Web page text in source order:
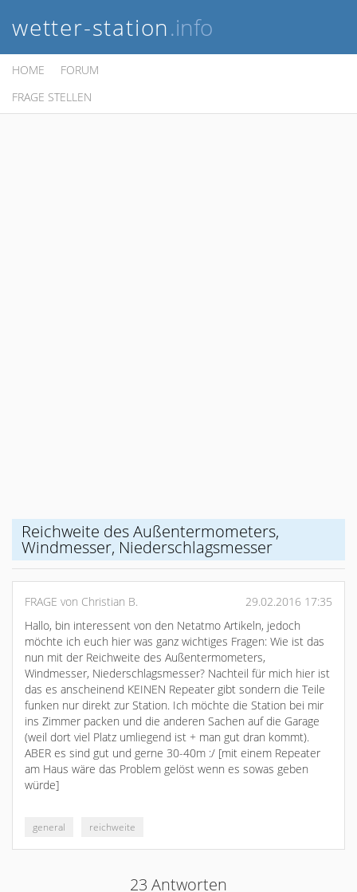
wetter-station.info
HOME
FORUM
FRAGE STELLEN
Reichweite des Außentermometers,
Windmesser, Niederschlagsmesser
FRAGE von Christian B.
29.02.2016 17:35
Hallo, bin interessent von den Netatmo Artikeln, jedoch
möchte ich euch hier was ganz wichtiges Fragen: Wie ist das
nun mit der Reichweite des Außentermometers,
Windmesser, Niederschlagsmesser? Nachteil für mich hier ist
das es anscheinend KEINEN Repeater gibt sondern die Teile
funken nur direkt zur Station. Ich möchte die Station bei mir
ins Zimmer packen und die anderen Sachen auf die Garage
(weil dort viel Platz umliegend ist + man gut dran kommt).
ABER es sind gut und gerne 30-40m :/ [mit einem Repeater
am Haus wäre das Problem gelöst wenn es sowas geben
würde]
general reichweite
23 Antworten